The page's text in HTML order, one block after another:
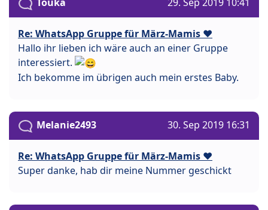
Touka 29. Sep 2019 10:41
Re: WhatsApp Gruppe für März-Mamis ❤️
Hallo ihr lieben ich wäre auch an einer Gruppe
interessiert.
Ich bekomme im übrigen auch mein erstes Baby.
Melanie2493 30. Sep 2019 16:31
Re: WhatsApp Gruppe für März-Mamis ❤️
Super danke, hab dir meine Nummer geschickt